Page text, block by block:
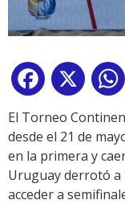
Facebook
X
El Torneo
desde el 21 de
en la primera y
Uruguay derrotó a
acceder a